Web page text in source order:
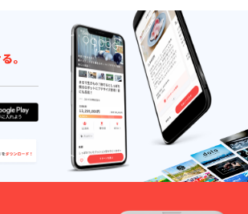
せん）
・直射
日光、
高温多
湿を避
け、常
温で保
存して
くださ
い。